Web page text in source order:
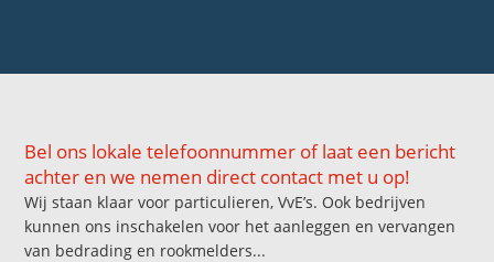
Bel ons lokale telefoonnummer of laat een bericht
achter en we nemen direct contact met u op!
Wij staan klaar voor particulieren, VvE’s. Ook bedrijven
kunnen ons inschakelen voor het aanleggen en vervangen
van bedrading en rookmelders...